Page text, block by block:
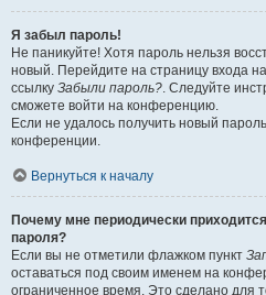
Я забыл пароль!
Не паникуйте! Хотя пароль нельзя
новый. Перейдите на страницу входа
ссылку Забыли пароль?. Следуйте
сможете войти на конференцию.
Если не удалось получить новый
конференции.
Вернуться к началу
Почему мне периодически
пароля?
Если вы не отметили флажком пункт
оставаться под своим именем на
ограниченное время. Это сделано для